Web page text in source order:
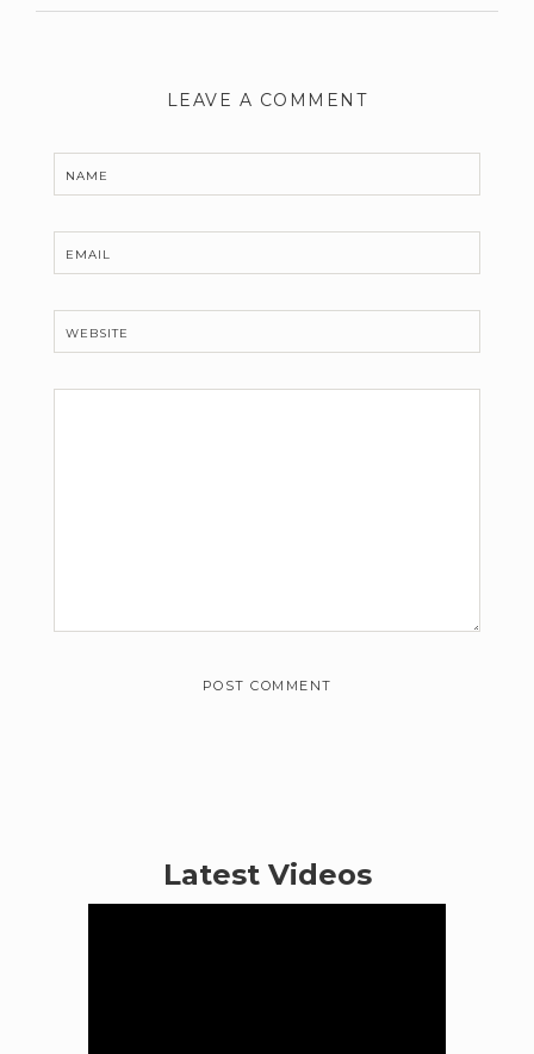
LEAVE A COMMENT
NAME
EMAIL
WEBSITE
Latest Videos